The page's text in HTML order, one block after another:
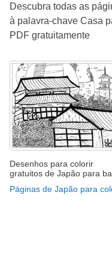
Descubra todas as
à palavra-chave Casa
PDF gratuitamente
Desenhos para colorir
gratuitos de Japão para
Páginas de Japão para